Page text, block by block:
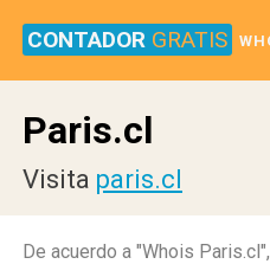
CONTADOR GRATIS
Paris.cl
Visita paris.cl
De acuerdo a "Whois